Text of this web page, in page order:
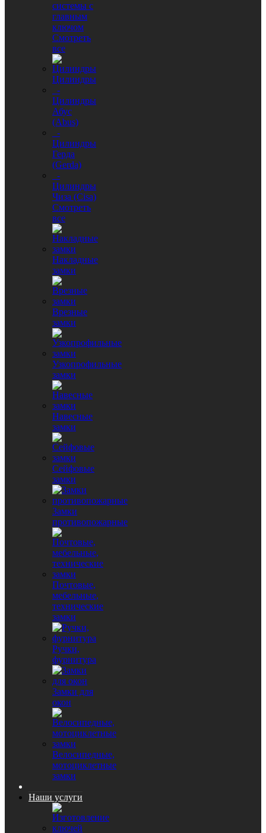
системы с
главным
ключом
Смотреть
все
Цилиндры
-
Цилиндры
Абус
(Abus)
-
Цилиндры
Герда
(Gerda)
-
Цилиндры
Чиза (Cisa)
Смотреть
все
Накладные
замки
Врезные
замки
Узкопрофильные
замки
Навесные
замки
Сейфовые
замки
Замки
противопожарные
Почтовые,
мебельные,
технические
замки
Ручки,
фурнитура
Замки для
окон
Велосипедные,
мотоциклетные
замки
Наши услуги